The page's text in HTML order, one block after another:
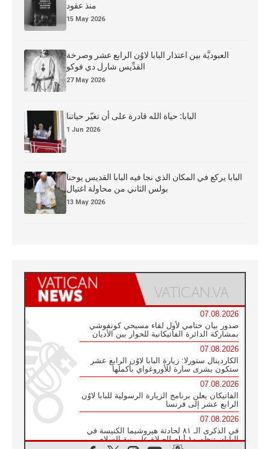
منذ عقود
15 May 2026
العبوديَّة بين اعتذار البابا لاوُن الرابع عشر وصرخة
القدِّيس شارل دي فوكو
27 May 2026
البابا: حياة الله قادرة على أن تغيّر حياتنا
1 Jun 2026
البابا يركع في المكان الذي نجا فيه البابا القديس يوحنا
بولس الثاني من محاولة اغتيال
13 May 2026
07.08.2026
صدور بيان ختامي لأول لقاء مسيحي كونفوشي
بمشاركة الدائرة الفاتيكانية للحوار بين الأديان
07.08.2026
الكاردينال ستورلا: زيارة البابا لاوُن الرابع عشر
ستكون بشرى سارة للأوروغواي بأكملها
07.08.2026
الفاتيكان يعلن برنامج الزيارة الرسولية للبابا لاوُن
الرابع عشر إلى فرنسا
07.08.2026
في الذكرى الـ ٨١ لحادثة هيروشيما الكنيسة في
اليابان تنظم ١٠ أيام للصلاة على نية السلام